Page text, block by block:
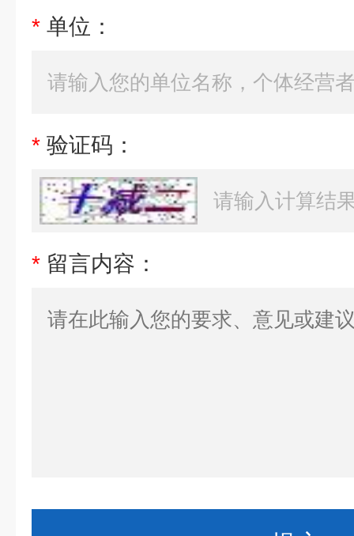
* 单位：
* 验证码：
* 留言内容：